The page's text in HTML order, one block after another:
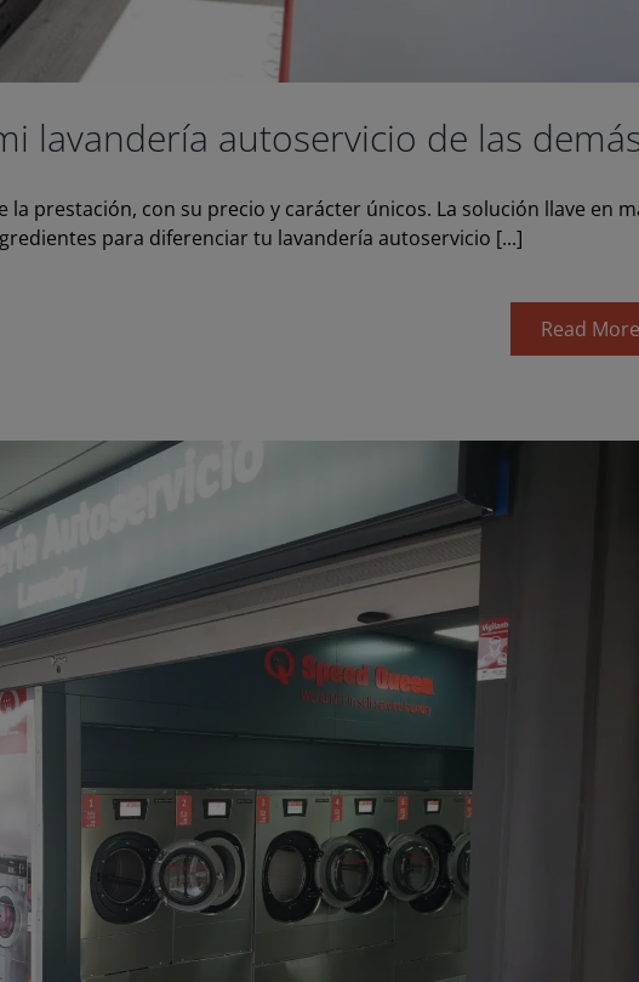
lavandería autoservicio de las
la prestación, con su precio y carácter únicos. La solución llave en
para diferenciar tu lavandería autoservicio [...]
Read More